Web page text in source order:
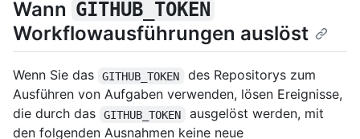
Wann GITHUB_TOKEN
Workflowausführungen auslöst
Wenn Sie das GITHUB_TOKEN
des Repositorys zum
Ausführen von Aufgaben verwenden, lösen Ereignisse,
die durch das
GITHUB_TOKEN
ausgelöst werden, mit
den folgenden Ausnahmen keine neue